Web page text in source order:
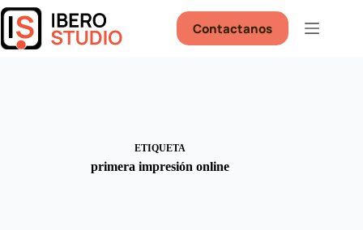
Saltar
al
contenido
Contactanos
ETIQUETA
primera impresión online